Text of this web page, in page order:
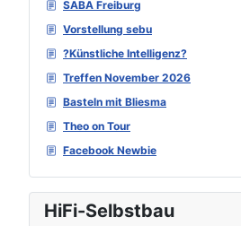
SABA Freiburg
Vorstellung sebu
?Künstliche Intelligenz?
Treffen November 2026
Basteln mit Bliesma
Theo on Tour
Facebook Newbie
HiFi-Selbstbau